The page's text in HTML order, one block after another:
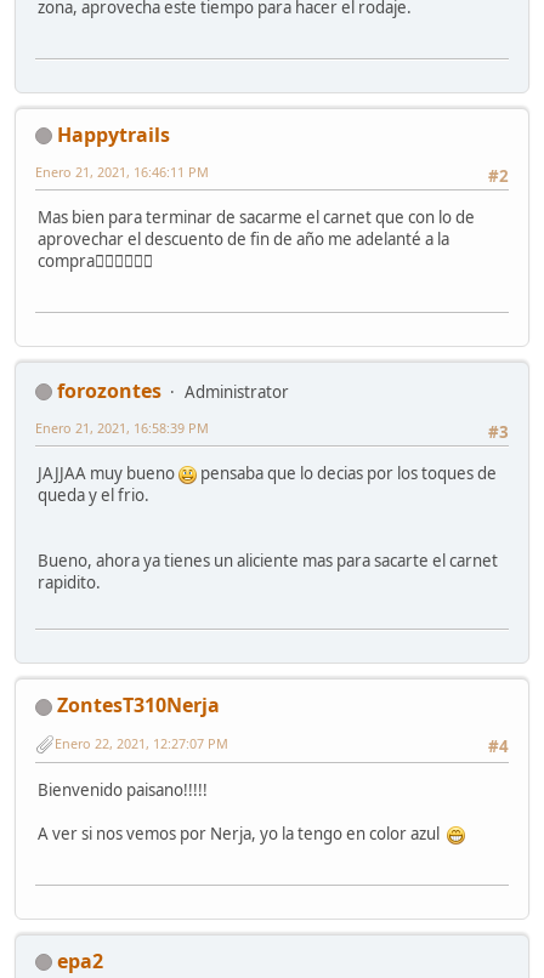
zona, aprovecha este tiempo para hacer el rodaje.
Happytrails
#2
Enero 21, 2021, 16:46:11 PM
Mas bien para terminar de sacarme el carnet que con lo de
aprovechar el descuento de fin de año me adelanté a la
compra🤦‍♂️🤦‍♂️🤦‍♂️
forozontes
Administrator
#3
Enero 21, 2021, 16:58:39 PM
JAJJAA muy bueno
pensaba que lo decias por los toques de
queda y el frio.
Bueno, ahora ya tienes un aliciente mas para sacarte el carnet
rapidito.
ZontesT310Nerja
#4
Enero 22, 2021, 12:27:07 PM
Bienvenido paisano!!!!!
A ver si nos vemos por Nerja, yo la tengo en color azul
epa2